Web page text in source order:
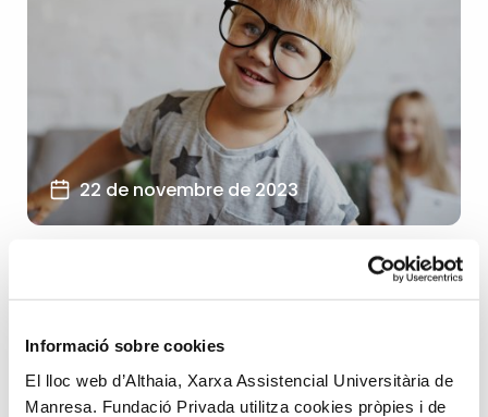
Informació sobre cookies
El lloc web d’Althaia, Xarxa Assistencial Universitària de
Manresa. Fundació Privada utilitza cookies pròpies i de
22 de novembre de 2023
Diagnòstics, proves i tractaments
El meu fill necessita ulleres?